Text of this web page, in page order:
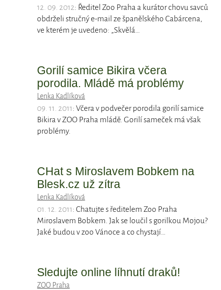
12. 09. 2012: Ředitel Zoo Praha a kurátor chovu savců
obdrželi stručný e-mail ze španělského Cabárcena,
ve kterém je uvedeno: „Skvělá…
Gorilí samice Bikira včera
porodila. Mládě má problémy
Lenka Kadlíková
09. 11. 2011: Včera v podvečer porodila gorilí samice
Bikira v ZOO Praha mládě. Gorilí sameček má však
problémy.
CHat s Miroslavem Bobkem na
Blesk.cz už zítra
Lenka Kadlíková
01. 12. 2011: Chatujte s ředitelem Zoo Praha
Miroslavem Bobkem. Jak se loučil s gorilkou Mojou?
Jaké budou v zoo Vánoce a co chystají…
Sledujte online líhnutí draků!
ZOO Praha